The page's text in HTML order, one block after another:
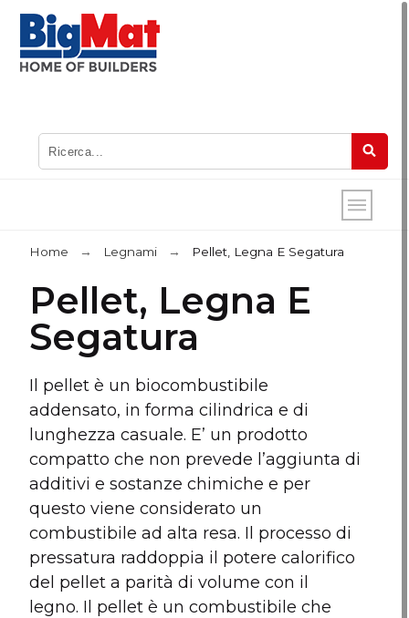
Home Legnami Pellet, Legna E Segatura
Pellet, Legna E
Segatura
Il pellet è un biocombustibile
addensato, in forma cilindrica e di
lunghezza casuale. E’ un prodotto
compatto che non prevede l’aggiunta di
additivi e sostanze chimiche e per
questo viene considerato un
combustibile ad alta resa. Il processo di
pressatura raddoppia il potere calorifico
del pellet a parità di volume con il
legno. Il pellet è un combustibile che